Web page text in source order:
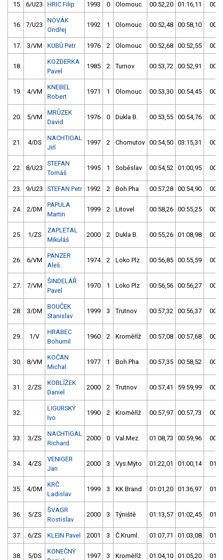
15. 6/U23 HRIC Filip 1993 0 Olomouc 00:52,20 01:16,11
16. 7/U23
NOVÁK
Ondřej
1992 1 Olomouc 00:52,48 00:58,10
17. 3/VM KUBŮ Petr 1976 2 Olomouc 00:52,68 00:52,55
18.
KOZDERKA
Pavel
1985 2 Turnov 00:53,72 00:52,91
19. 4/VM
KNEBEL
Robert
1971 1 Olomouc 00:53,30 00:54,45
20. 5/VM
MRŮZEK
David
1976 0 Dukla B. 00:53,55 00:54,76
21. 4/DS
NACHTIGAL
Jiří
1997 2 Chomutov 00:54,50 03:15,31
22. 8/U23
STEFAN
Tomáš
1995 1 Soběslav 00:54,52 01:00,95
23. 9/U23 STEFAN Petr 1992 2 Boh.Pha 00:57,28 00:54,90
24. 2/DM
PAPULA
Martin
1999 2 Litovel 00:58,26 00:55,25
25. 1/ZS
ZAPLETAL
Mikuláš
2000 2 Dukla B. 00:55,26 01:08,98
26. 6/VM
PANZER
Aleš
1974 2 Loko Plz 00:56,85 00:55,59
27. 7/VM
ŠINDELÁŘ
Pavel
1970 1 Loko Plz 00:56,56 00:56,27
28. 3/DM
BOUČEK
Stanislav
1999 3 Trutnov 00:57,32 00:56,37
29. 1/V
HRABEC
Bohumil
1960 2 Kroměříž 00:57,08 00:57,68
30. 8/VM
KOČAN
Michal
1977 1 Boh.Pha 00:57,35 00:58,52
31. 2/ZS
KOBLÍŽEK
Daniel
2000 2 Trutnov 00:57,41 59:59,99
32.
LIGURSKÝ
Ivo
1990 2 Kroměříž 00:57,97 00:57,73
33. 3/ZS
NACHTIGAL
Richard
2000 0 Val.Mez. 01:08,73 00:59,96
34. 4/ZS
VENIGER
Jan
2000 3 Vys.Mýto 01:22,01 01:00,14
35. 4/DM
KRČ
Ladislav
1999 3 KK Brand 01:01,20 01:36,97
36. 5/ZS
ŠVAGR
Rostislav
2000 3 Týniště 01:13,57 01:02,45
37. 6/ZS KLEIN Pavel 2001 3 Č.Kruml. 01:07,71 01:03,08
38. 5/DS
KONEČNÝ
1997 3 Kroměříž 01:04,10 01:05,20